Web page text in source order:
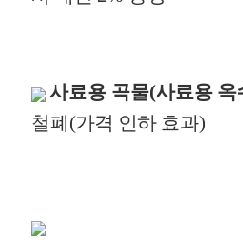
사료용 곡물(사료용 옥
철폐(가격 인하 효과)